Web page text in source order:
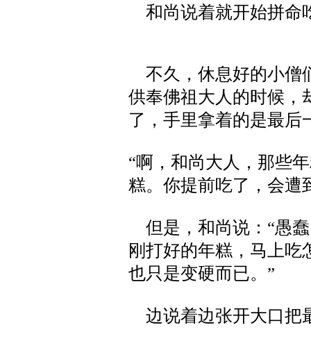
和尚说着就开始拼命
不久，休息好的小僧
供奉佛祖大人的时候，
了，手里拿着的是最后
“啊，和尚大人，那些
糕。你提前吃了，会遭
但是，和尚说：“愚
刚打好的年糕，马上吃
也只是变硬而已。”
边说着边张开大口把